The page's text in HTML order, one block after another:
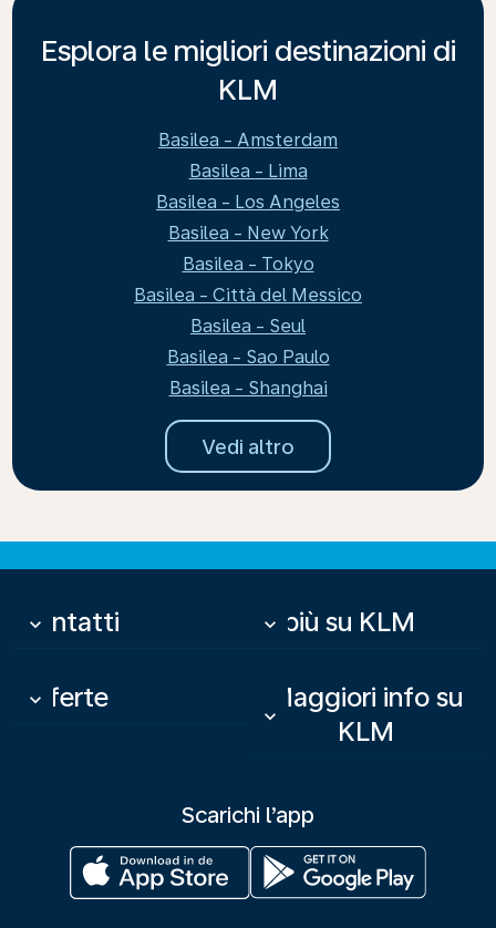
Esplora le migliori destinazioni di
KLM
Basilea - Amsterdam
Basilea - Lima
Basilea - Los Angeles
Basilea - New York
Basilea - Tokyo
Basilea - Città del Messico
Basilea - Seul
Basilea - Sao Paulo
Basilea - Shanghai
Vedi altro
Contatti
keyboard_arrow_down Di più su KLM
keyboard_arrow_down
Offerte
keyboard_arrow_down
Maggiori info su
KLM
keyboard_arrow_down
Scarichi l’app